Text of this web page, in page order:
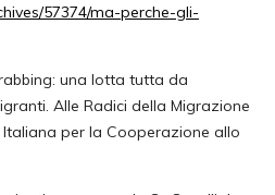
57374/ma-perche-gli-
una lotta tutta da
Alle Radici della Migrazione
Italiana per la Cooperazione allo